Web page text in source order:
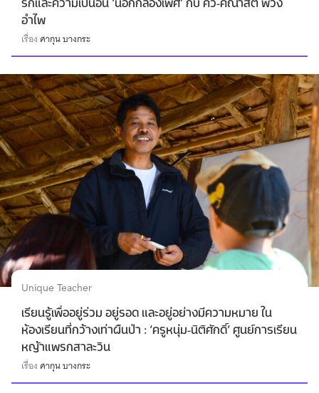
รักและความเป็นอื่น ‘นอกกล่องเพศ’ กับ คิว-คณาสิต พ่วง
อำไพ
เรื่อง ศากุน บางกระ
Unique Teacher
เรียนรู้เพื่ออยู่ร่วม อยู่รอด และอยู่อย่างมีความหมาย ใน
ห้องเรียนที่กว้างเท่าผืนป่า : ‘ครูหนุ่ม-นิติศักดิ์’ ศูนย์การเรียน
หญ้าแพรกสาละวิน
เรื่อง ศากุน บางกระ